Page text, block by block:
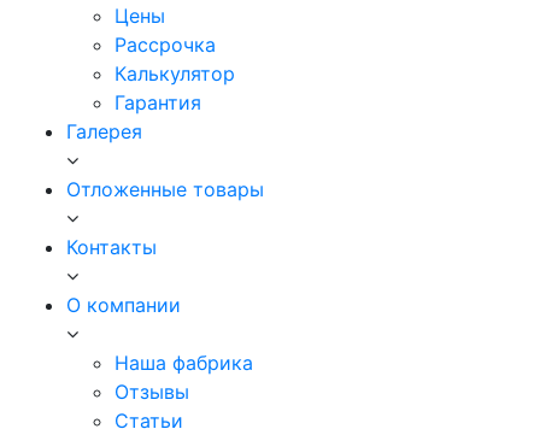
Цены
Рассрочка
Калькулятор
Гарантия
Галерея
Отложенные товары
Контакты
О компании
Наша фабрика
Отзывы
Статьи